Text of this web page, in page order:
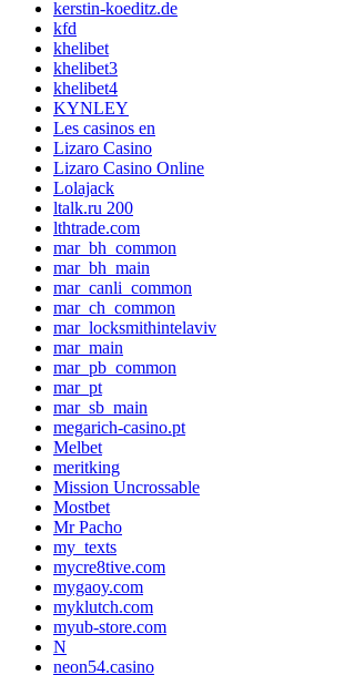
kerstin-koeditz.de
kfd
khelibet
khelibet3
khelibet4
KYNLEY
Les casinos en
Lizaro Casino
Lizaro Casino Online
Lolajack
ltalk.ru 200
lthtrade.com
mar_bh_common
mar_bh_main
mar_canli_common
mar_ch_common
mar_locksmithintelaviv
mar_main
mar_pb_common
mar_pt
mar_sb_main
megarich-casino.pt
Melbet
meritking
Mission Uncrossable
Mostbet
Mr Pacho
my_texts
mycre8tive.com
mygaoy.com
myklutch.com
myub-store.com
N
neon54.casino